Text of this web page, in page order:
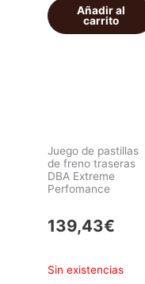
freno
delanteros
Añadir al
carrito
Juego de pastillas
de freno traseras
DBA Extreme
Perfomance
139,43€
Sin existencias